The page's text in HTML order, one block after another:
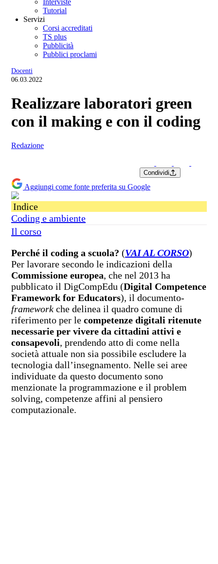
Interviste
Tutorial
Servizi
Corsi accreditati
TS plus
Pubblicità
Pubblici proclami
Docenti
06.03.2022
Realizzare laboratori green
con il making e con il coding
Redazione
Condividi
Aggiungi come fonte preferita su Google
Indice
Coding e ambiente
Il corso
Perché il coding a scuola? (VAI AL CORSO)
Per lavorare secondo le indicazioni della
Commissione europea, che nel 2013 ha
pubblicato il DigCompEdu (Digital Competence
Framework for Educators), il documento-
framework che delinea il quadro comune di
riferimento per le competenze digitali ritenute
necessarie per vivere da cittadini attivi e
consapevoli, prendendo atto di come nella
società attuale non sia possibile escludere la
tecnologia dall’insegnamento. Nelle sei aree
individuate da questo documento sono
menzionate la programmazione e il problem
solving, competenze affini al pensiero
computazionale.